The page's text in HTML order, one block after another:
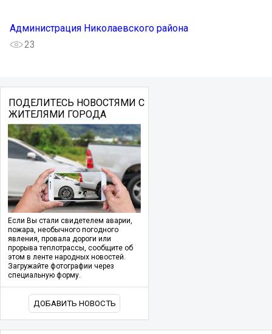
Администрация Николаевского района
23
ПОДЕЛИТЕСЬ НОВОСТЯМИ С
ЖИТЕЛЯМИ ГОРОДА
Если Вы стали свидетелем аварии,
пожара, необычного погодного
явления, провала дороги или
прорыва теплотрассы, сообщите об
этом в ленте народных новостей.
Загружайте фотографии через
специальную форму.
ДОБАВИТЬ НОВОСТЬ